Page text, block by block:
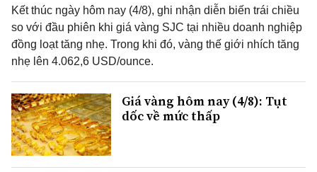
Kết thúc ngày hôm nay (4/8), ghi nhận diễn biến trái chiều
so với đầu phiên khi giá vàng SJC tại nhiều doanh nghiệp
đồng loạt tăng nhẹ. Trong khi đó, vàng thế giới nhích tăng
nhẹ lên 4.062,6 USD/ounce.
Giá vàng hôm nay (4/8): Tụt
dốc về mức thấp